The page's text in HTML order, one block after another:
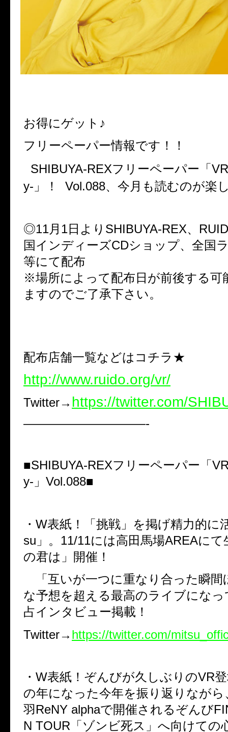
お得にゲット♪
フリーペーパー情報です！！
SHIBUYA-REXフリーペーパー「
y-」！ Vol.088、今月も読むのが楽
◎11月1日よりSHIBUYA-REX、
国インディーズCDショップ、全国
等にて配布
※場所によって配布日が前後する可
ますのでご了承下さい。
配布店舗一覧などはコチラ★
http://www.ruido.org/vr/
Twitter→ https://twitter.com/
——————————-
■SHIBUYA-REXフリーペーパー「
y-」Vol.088■
・W表紙！「挑戦」を掲げ精力的に
su」。11/11には高田馬場AREAにて
の君は」開催！
「互いが一つに重なり合った瞬間
な予想を超える最高のライブにな
占インタビュー掲載！
Twitter→ https://twitter.com/
・W表紙！ぞんびが久しぶりのVR
の年になった今年を振り返りながら
羽ReNY alphaで開催されるぞんび
N TOUR「ゾンビ死ス」へ向けての